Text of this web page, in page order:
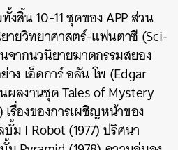
สิ้น 10-11 ชุดของ APP ส่วน
ายวิทยาศาสตร์-แฟนตาซี (Sci-
จากนวนิยายฆาตกรรมสยอง
ง เอ็ดการ์ อลัน โพ (Edgar
ผลงานชุด Tales of Mystery
รื่องของการเผชิญหน้าของ
I Robot (1977) ปริศนา